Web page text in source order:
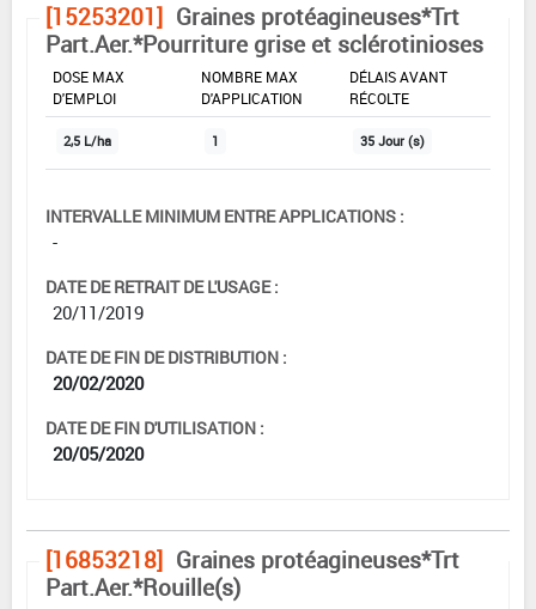
[15253201] Graines protéagineuses*Trt
Part.Aer.*Pourriture grise et sclérotinioses
DOSE MAX
D'EMPLOI
NOMBRE MAX
D'APPLICATION
DÉLAIS AVANT
RÉCOLTE
2,5 L/ha 1 35 Jour (s)
INTERVALLE MINIMUM ENTRE APPLICATIONS :
-
DATE DE RETRAIT DE L'USAGE :
20/11/2019
DATE DE FIN DE DISTRIBUTION :
20/02/2020
DATE DE FIN D'UTILISATION :
20/05/2020
[16853218] Graines protéagineuses*Trt
Part.Aer.*Rouille(s)